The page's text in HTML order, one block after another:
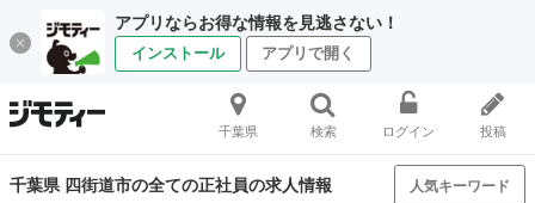
アプリならお得な情報を見逃さない！
インストール アプリで開く
千葉県 検索 ログイン 投稿
千葉県 四街道市の全ての正社員の求人情報 人気キーワード